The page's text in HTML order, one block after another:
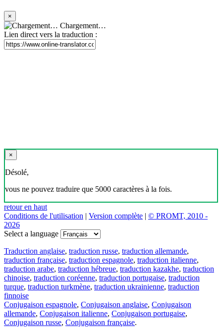
×
Chargement…
Lien direct vers la traduction :
×
Désolé,
vous ne pouvez traduire que 5000 caractères à la fois.
retour en haut
Conditions de l'utilisation | Version complète | © PROMT, 2010 -
2026
Select a language
Traduction anglaise, traduction russe, traduction allemande,
traduction française, traduction espagnole, traduction italienne,
traduction arabe, traduction hébreue, traduction kazakhe, traduction
chinoise, traduction coréenne, traduction portugaise, traduction
turque, traduction turkmène, traduction ukrainienne, traduction
finnoise
Conjugaison espagnole, Conjugaison anglaise, Conjugaison
allemande, Conjugaison italienne, Conjugaison portugaise,
Conjugaison russe, Conjugaison française.